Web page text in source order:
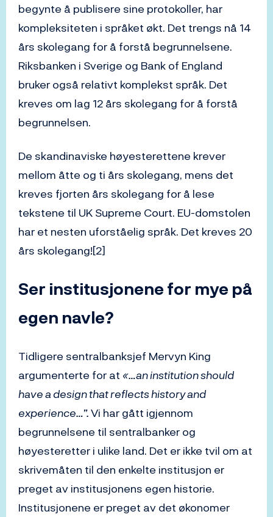
begynte å publisere sine protokoller, har
kompleksiteten i språket økt. Det trengs nå 14
års skolegang for å forstå begrunnelsene.
Riksbanken i Sverige og Bank of England
bruker også relativt komplekst språk. Det
kreves om lag 12 års skolegang for å forstå
begrunnelsen.
De skandinaviske høyesterettene krever
mellom åtte og ti års skolegang, mens det
kreves fjorten års skolegang for å lese
tekstene til UK Supreme Court. EU-domstolen
har et nesten uforståelig språk. Det kreves 20
års skolegang![2]
Ser institusjonene for mye på
egen navle?
Tidligere sentralbanksjef Mervyn King
argumenterte for at «…an institution should
have a design that reflects history and
experience…”.Vi har gått igjennom
begrunnelsene til sentralbanker og
høyesteretter i ulike land. Det er ikke tvil om at
skrivemåten til den enkelte institusjon er
preget av institusjonens egen historie.
Institusjonene er preget av det økonomer